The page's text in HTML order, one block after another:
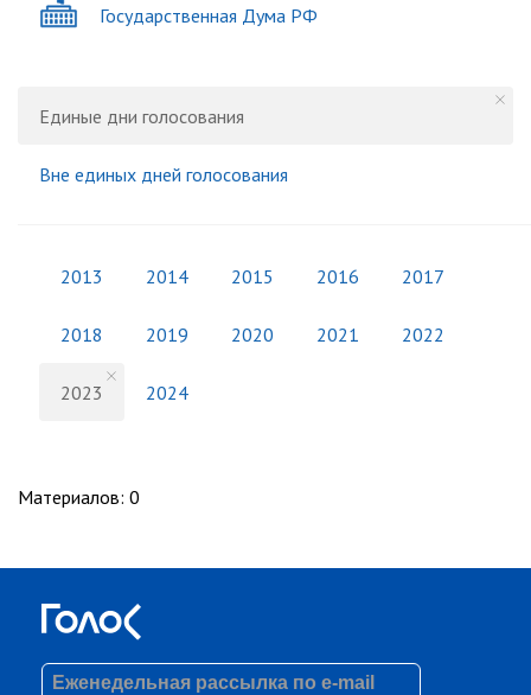
Государственная Дума РФ
Единые дни голосования
Вне единых дней голосования
2013 2014 2015 2016 2017
2018 2019 2020 2021 2022
2023 2024
Материалов: 0